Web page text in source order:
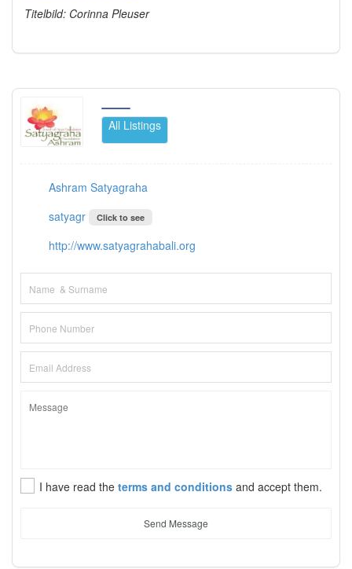
Titelbild: Corinna Pleuser
All Listings
Ashram Satyagraha
satyagr
Click to see
http://www.satyagrahabali.org
I have read the terms and conditions and accept them.
Send Message